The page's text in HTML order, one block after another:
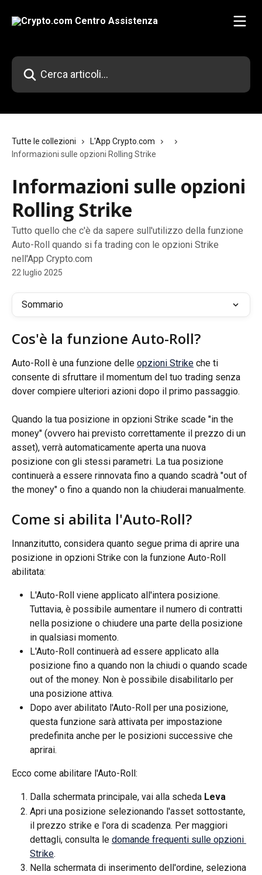
Cerca articoli…
Tutte le collezioni
L'App Crypto.com
Informazioni sulle opzioni Rolling Strike
Informazioni sulle opzioni
Rolling Strike
Tutto quello che c'è da sapere sull'utilizzo della funzione
Auto-Roll quando si fa trading con le opzioni Strike
nell'App Crypto.com
22 luglio 2025
Sommario
Cos'è la funzione Auto-Roll?
Auto-Roll è una funzione delle opzioni Strike che ti
consente di sfruttare il momentum del tuo trading senza
dover compiere ulteriori azioni dopo il primo passaggio.
Quando la tua posizione in opzioni Strike scade "in the
money" (ovvero hai previsto correttamente il prezzo di un
asset), verrà automaticamente aperta una nuova
posizione con gli stessi parametri. La tua posizione
continuerà a essere rinnovata fino a quando scadrà "out of
the money" o fino a quando non la chiuderai manualmente.
Come si abilita l'Auto-Roll?
Innanzitutto, considera quanto segue prima di aprire una
posizione in opzioni Strike con la funzione Auto-Roll
abilitata:
L'Auto-Roll viene applicato all'intera posizione.
Tuttavia, è possibile aumentare il numero di contratti
nella posizione o chiudere una parte della posizione
in qualsiasi momento.
L'Auto-Roll continuerà ad essere applicato alla
posizione fino a quando non la chiudi o quando scade
out of the money. Non è possibile disabilitarlo per
una posizione attiva.
Dopo aver abilitato l'Auto-Roll per una posizione,
questa funzione sarà attivata per impostazione
predefinita anche per le posizioni successive che
aprirai.
Ecco come abilitare l'Auto-Roll:
Dalla schermata principale, vai alla scheda Leva
Apri una posizione selezionando l'asset sottostante,
il prezzo strike e l'ora di scadenza. Per maggiori
dettagli, consulta le domande frequenti sulle opzioni
Strike.
Nella schermata di inserimento dell'ordine, seleziona